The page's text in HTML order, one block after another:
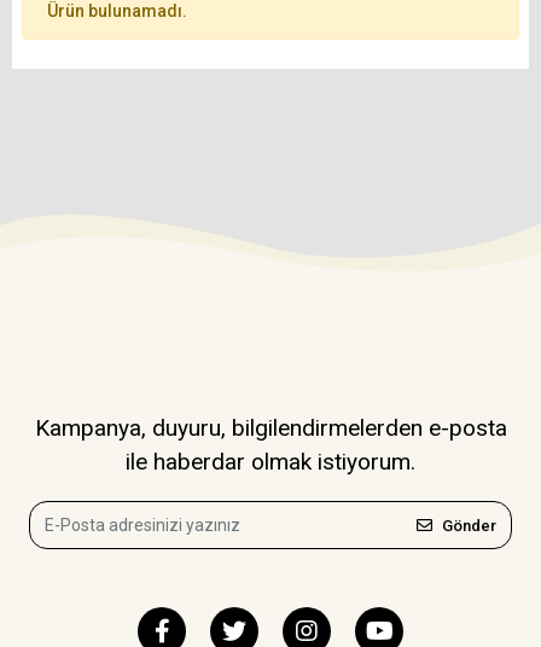
Ürün bulunamadı.
Kampanya, duyuru, bilgilendirmelerden e-posta
ile haberdar olmak istiyorum.
Gönder